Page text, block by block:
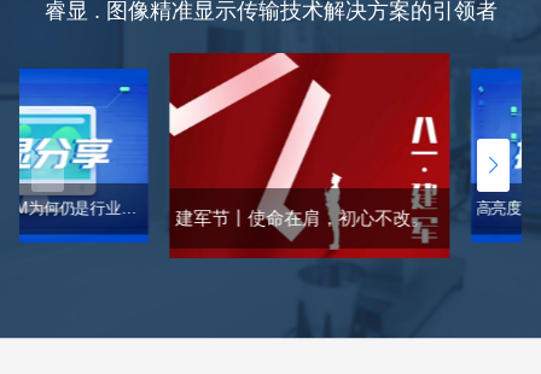
睿显 . 图像精准显示传输技术解决方案的引领者
建军节丨使命在肩，初心不改。